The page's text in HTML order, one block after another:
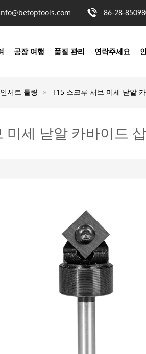
86-28-
공장 여행 품질 관리 연락주세요
서트 툴링 T15 스크루 서브 미세 낟알
미세 낟알 카바이드